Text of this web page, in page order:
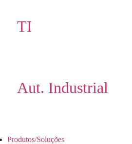
TI
Aut. Industrial
Produtos/Soluções